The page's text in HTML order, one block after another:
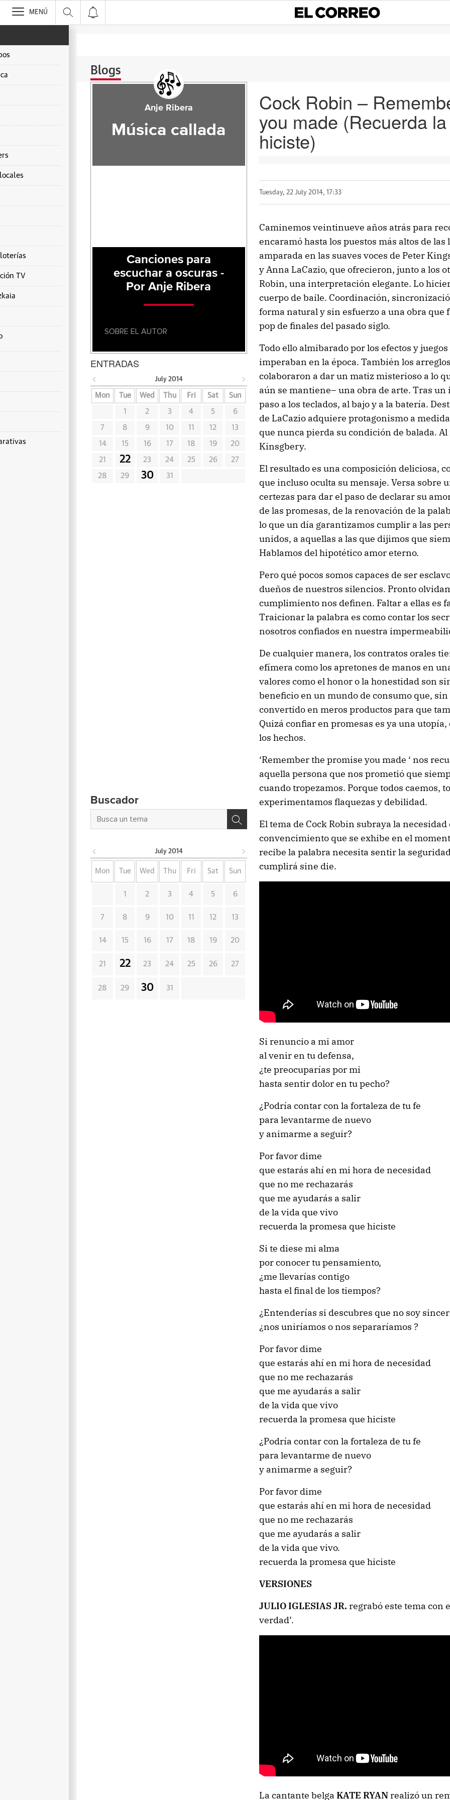
>
MENÚ
Blogs
Cock Robin –
you made (Recuerda
hiciste)
Tuesday, 22 July 2014, 17:33
Caminemos veintinueve años atrás para
encaramó hasta los puestos más altos de
amparada en las suaves voces de Peter
y Anna LaCazio, que ofrecieron, junto a los
Robin, una interpretación elegante. Lo
cuerpo de baile. Coordinación,
forma natural y sin esfuerzo a una obra que
pop de finales del pasado siglo.
Todo ello almibarado por los efectos y
imperaban en la época. También los
colaboraron a dar un matiz misterioso a lo
aún se mantiene– una obra de arte. Tras
paso a los teclados, al bajo y a la batería.
de LaCazio adquiere protagonismo a
que nunca pierda su condición de balada.
Kinsgbery.
El resultado es una composición deliciosa,
que incluso oculta su mensaje. Versa sobre
certezas para dar el paso de declarar su
de las promesas, de la renovación de la
lo que un día garantizamos cumplir a las
unidos, a aquellas a las que dijimos que
Hablamos del hipotético amor eterno.
Pero qué pocos somos capaces de ser
dueños de nuestros silencios. Pronto
cumplimiento nos definen. Faltar a ellas es
Traicionar la palabra es como contar los
nosotros confiados en nuestra
De cualquier manera, los contratos orales
efímera como los apretones de manos en
valores como el honor o la honestidad son
beneficio en un mundo de consumo que,
convertido en meros productos para que
Quizá confiar en promesas es ya una
los hechos.
‘Remember the promise you made ‘ nos
aquella persona que nos prometió que
cuando tropezamos. Porque todos caemos,
experimentamos flaquezas y debilidad.
El tema de Cock Robin subraya la
convencimiento que se exhibe en el
recibe la palabra necesita sentir la
cumplirá sine die.
Si renuncio a mi amor
al venir en tu defensa,
¿te preocuparías por mi
hasta sentir dolor en tu pecho?
¿Podría contar con la fortaleza de tu fe
para levantarme de nuevo
y animarme a seguir?
Por favor dime
que estarás ahí en mi hora de necesidad
que no me rechazarás
que me ayudarás a salir
de la vida que vivo
recuerda la promesa que hiciste
Si te diese mi alma
por conocer tu pensamiento,
¿me llevarías contigo
hasta el final de los tiempos?
¿Entenderías si descubres que no soy
¿nos uniríamos o nos separaríamos ?
Por favor dime
que estarás ahí en mi hora de necesidad
que no me rechazarás
que me ayudarás a salir
de la vida que vivo
recuerda la promesa que hiciste
¿Podría contar con la fortaleza de tu fe
para levantarme de nuevo
y animarme a seguir?
Por favor dime
que estarás ahí en mi hora de necesidad
que no me rechazarás
que me ayudarás a salir
de la vida que vivo.
recuerda la promesa que hiciste
VERSIONES
JULIO IGLESIAS JR. regrabó este tema con
verdad’.
La cantante belga KATE RYANrealizó un
Anje Ribera
Música callada
Canciones para
escuchar a oscuras -
Por Anje Ribera
SOBRE EL AUTOR
ENTRADAS
July 2014
Mon Tue Wed Thu Fri Sat Sun
1 2 3 4 5 6
7 8 9 10 11 12 13
14 15 16 17 18 19 20
21 22 23 24 25 26 27
28 29 30 31
Buscador
July 2014
Mon Tue Wed Thu Fri Sat Sun
1 2 3 4 5 6
7 8 9 10 11 12 13
14 15 16 17 18 19 20
21 22 23 24 25 26 27
28 29 30 31
TV